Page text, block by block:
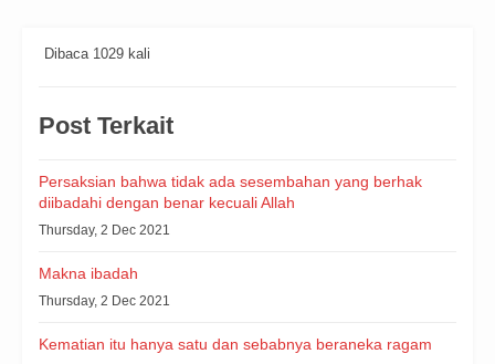
Dibaca 1029 kali
Post Terkait
Persaksian bahwa tidak ada sesembahan yang berhak
diibadahi dengan benar kecuali Allah
Thursday, 2 Dec 2021
Makna ibadah
Thursday, 2 Dec 2021
Kematian itu hanya satu dan sebabnya beraneka ragam